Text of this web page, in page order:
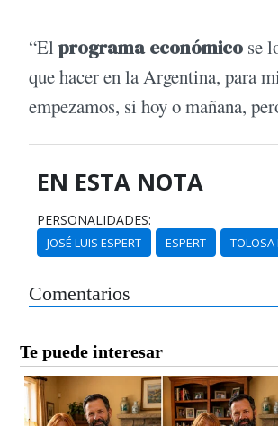
“El programa económico se
que hacer en la Argentina, para
empezamos, si hoy o mañana,
EN ESTA NOTA
PERSONALIDADES:
JOSÉ LUIS ESPERT ESPERT TOLOSA
Comentarios